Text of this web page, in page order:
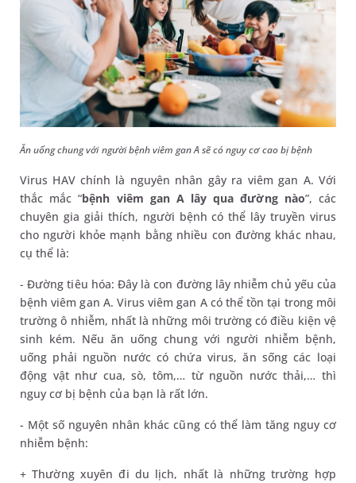
Ăn uống chung với người bệnh viêm gan A sẽ có nguy cơ cao bị bệnh
Virus HAV chính là nguyên nhân gây ra viêm gan A. Với
thắc mắc “bệnh viêm gan A lây qua đường nào”, các
chuyên gia giải thích, người bệnh có thể lây truyền virus
cho người khỏe mạnh bằng nhiều con đường khác nhau,
cụ thể là:
- Đường tiêu hóa: Đây là con đường lây nhiễm chủ yếu của
bệnh viêm gan A. Virus viêm gan A có thể tồn tại trong môi
trường ô nhiễm, nhất là những môi trường có điều kiện vệ
sinh kém. Nếu ăn uống chung với người nhiễm bệnh,
uống phải nguồn nước có chứa virus, ăn sống các loại
động vật như cua, sò, tôm,… từ nguồn nước thải,… thì
nguy cơ bị bệnh của bạn là rất lớn.
- Một số nguyên nhân khác cũng có thể làm tăng nguy cơ
nhiễm bệnh:
+ Thường xuyên đi du lịch, nhất là những trường hợp